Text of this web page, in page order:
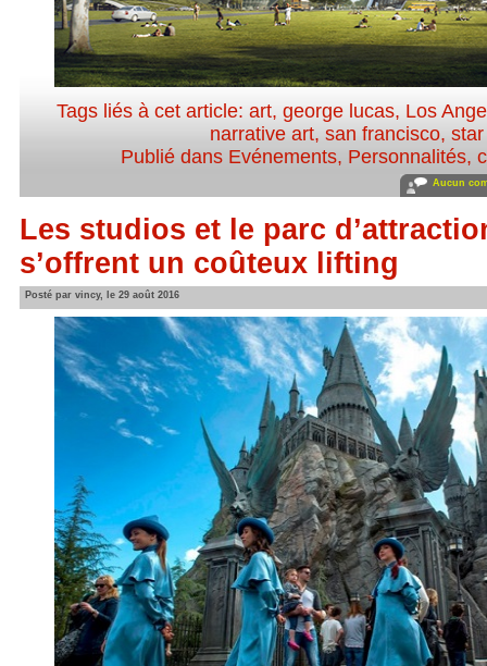
Tags liés à cet article: art, george lucas, Los
narrative art, san francisco,
Publié dans Evénements, Personnalités,
Aucun
Les studios et le parc
s’offrent un coûteux lifting
Posté par vincy, le 29 août 2016